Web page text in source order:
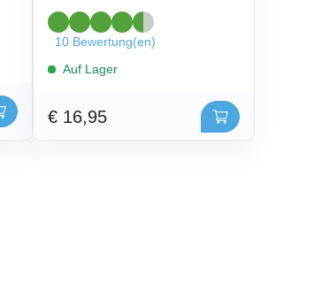
10 Bewertung(en)
Auf Lager
€ 16,95